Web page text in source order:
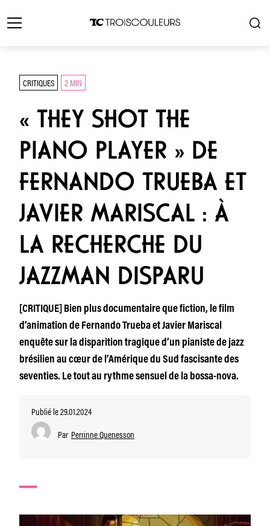
CRITIQUES 2 MIN
« THEY SHOT THE
PIANO PLAYER » DE
FERNANDO TRUEBA ET
JAVIER MARISCAL : À
LA RECHERCHE DU
JAZZMAN DISPARU
[CRITIQUE] Bien plus documentaire que fiction, le film
d’animation de Fernando Trueba et Javier Mariscal
enquête sur la disparition tragique d’un pianiste de jazz
brésilien au cœur de l’Amérique du Sud fascisante des
seventies. Le tout au rythme sensuel de la bossa-nova.
Publié le 29.01.2024
Par Perrinne Quenesson